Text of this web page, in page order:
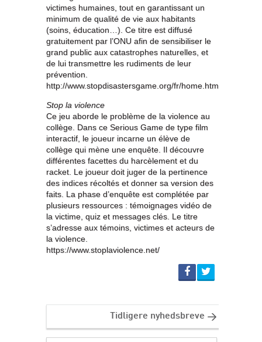
victimes humaines, tout en garantissant un
minimum de qualité de vie aux habitants
(soins, éducation…). Ce titre est diffusé
gratuitement par l’ONU afin de sensibiliser le
grand public aux catastrophes naturelles, et
de lui transmettre les rudiments de leur
prévention.
http://www.stopdisastersgame.org/fr/home.html
Stop la violence
Ce jeu aborde le problème de la violence au
collège. Dans ce Serious Game de type film
interactif, le joueur incarne un élève de
collège qui mène une enquête. Il découvre
différentes facettes du harcèlement et du
racket. Le joueur doit juger de la pertinence
des indices récoltés et donner sa version des
faits. La phase d’enquête est complétée par
plusieurs ressources : témoignages vidéo de
la victime, quiz et messages clés. Le titre
s’adresse aux témoins, victimes et acteurs de
la violence.
https://www.stoplaviolence.net/
Tidligere nyhedsbreve